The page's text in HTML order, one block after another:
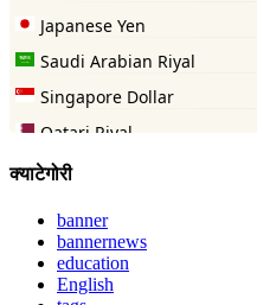
क्याटेगोरी
banner
bannernews
education
English